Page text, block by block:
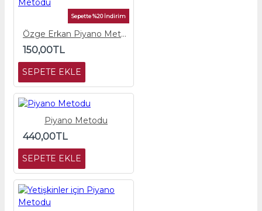
Sepette %20 İndirim
Özge Erkan Piyano Metodu
150,00TL
SEPETE EKLE
Piyano Metodu
440,00TL
SEPETE EKLE